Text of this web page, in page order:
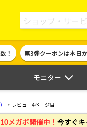
ト貯めて現金やギフト券に交換
！ 第3弾クーポンは本日
モニター
レビュー4ページ目
メガポ開催中！ 今すぐキ